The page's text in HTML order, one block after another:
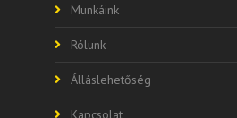
Munkáink
Rólunk
Álláslehetőség
Kapcsolat